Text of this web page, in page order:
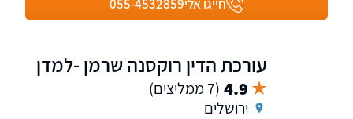
חייגו אלי055-4532859
עורכת הדין רוקסנה שרמן -למדן
4.9 (7 ממליצים)
ירושלים